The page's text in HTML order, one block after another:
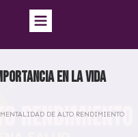
en la vida
MENTALIDAD DE ALTO RENDIMIENTO